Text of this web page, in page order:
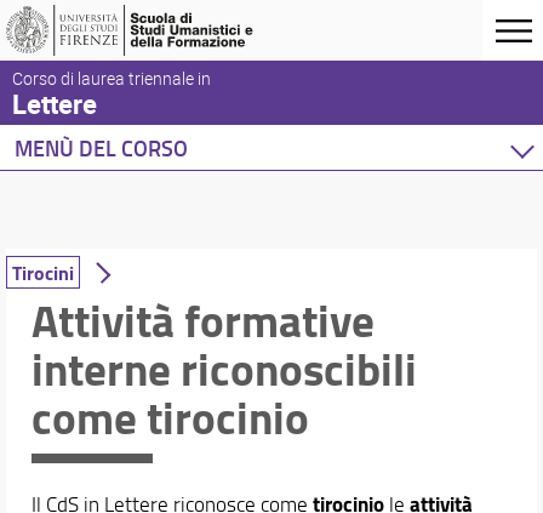
Corso di laurea triennale in
Lettere
MENÙ DEL CORSO
Didattica
Piani di studio
Insegnamenti
Mobilità internazionale
Tirocini
Conoscenza della lingua greca e latina
Conoscenze linguistiche
Tirocini
Attività formative
interne riconoscibili
come tirocinio
Il CdS in Lettere riconosce come tirociniole attività